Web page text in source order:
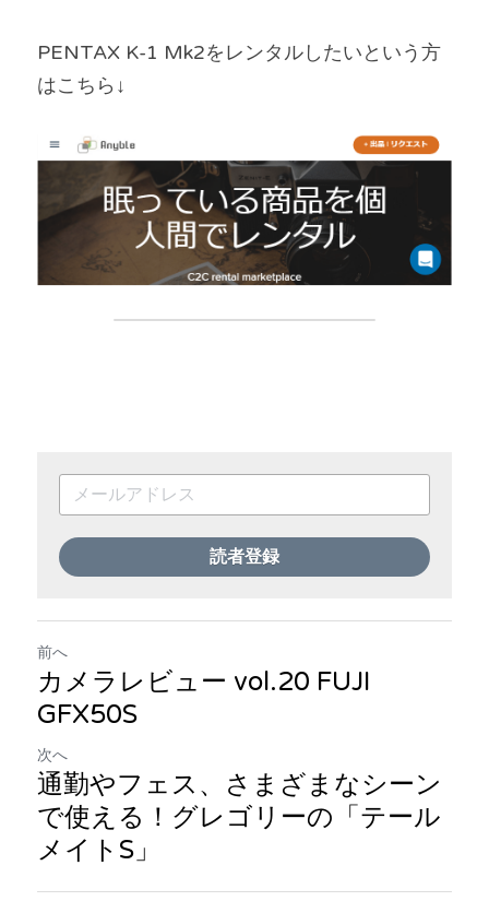
PENTAX K-1 Mk2をレンタルしたいという方
はこちら↓
読者登録
前へ
カメラレビュー vol.20 FUJI
GFX50S
次へ
通勤やフェス、さまざまなシーン
で使える！グレゴリーの「テール
メイトS」